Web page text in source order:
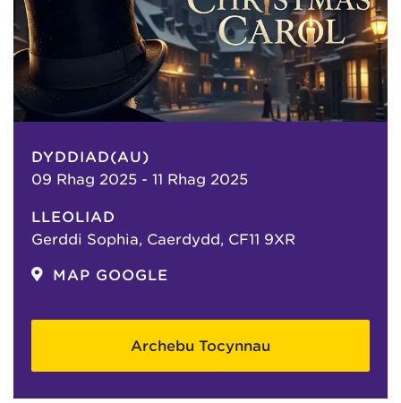
DYDDIAD(AU)
09 Rhag 2025 - 11 Rhag 2025
LLEOLIAD
Gerddi Sophia, Caerdydd, CF11 9XR
MAP GOOGLE
Archebu Tocynnau